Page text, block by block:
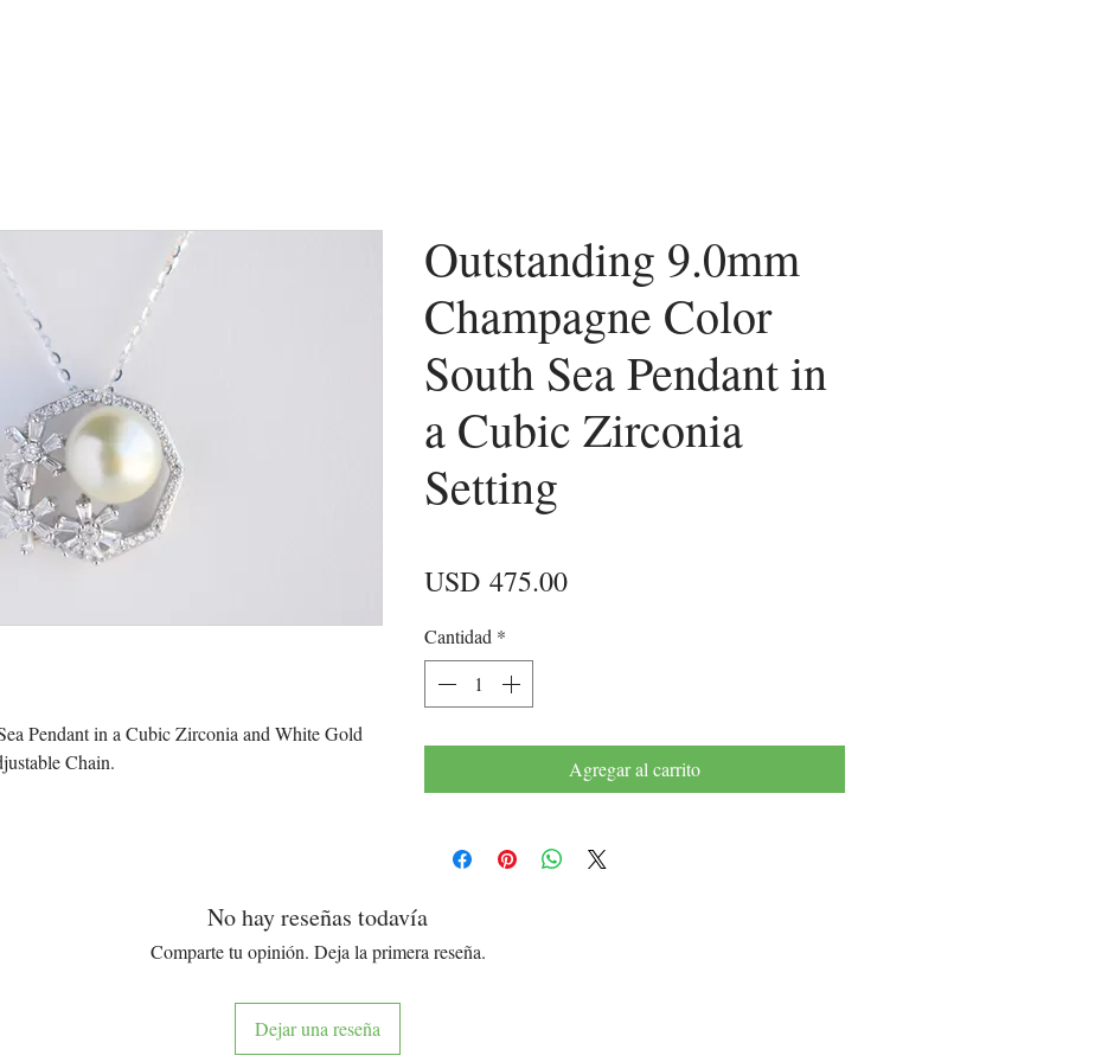
Pendant in a Cubic Zirconia and White Gold
Chain.
Outstanding 9.0mm
Champagne Color
South Sea Pendant in
a Cubic Zirconia
Setting
USD 475.00Precio
Cantidad *
Agregar al carrito
No hay reseñas todavía
Comparte tu opinión. Deja la primera reseña.
Dejar una reseña